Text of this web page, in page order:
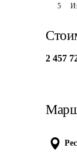
5
2 457